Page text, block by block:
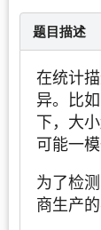
题目描述
在统计
异。比
下，大
可能一模
为了检
商生产